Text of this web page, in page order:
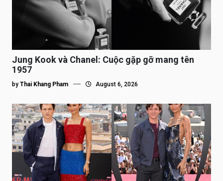
Jung Kook và Chanel: Cuộc gặp gỡ mang tên
1957
by Thai Khang Pham August 6, 2026